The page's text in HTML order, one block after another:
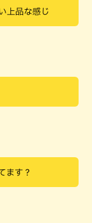
上品な感じ
ます？